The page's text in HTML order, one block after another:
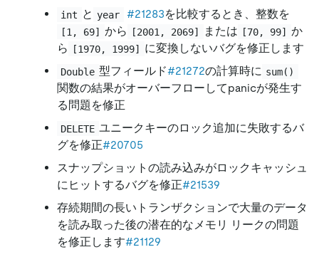
int と year #21283を比較するとき、整数を
[1, 69] から [2001, 2069] または [70, 99] か
ら
[1970, 1999] に変換しないバグを修正します
Double 型フィールド#21272の計算時に sum()
関数の結果がオーバーフローしてpanicが発生す
る問題を修正
DELETE ユニークキーのロック追加に失敗するバ
グを修正#20705
スナップショットの読み込みがロックキャッシュ
にヒットするバグを修正#21539
存続期間の長いトランザクションで大量のデータ
を読み取った後の潜在的なメモリ リークの問題
を修正します#21129